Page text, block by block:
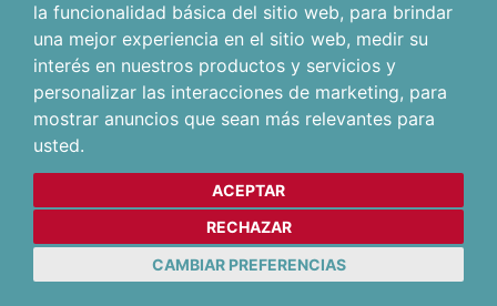
la funcionalidad básica del sitio web, para brindar
una mejor experiencia en el sitio web, medir su
interés en nuestros productos y servicios y
personalizar las interacciones de marketing, para
mostrar anuncios que sean más relevantes para
usted.
ACEPTAR
RECHAZAR
CAMBIAR PREFERENCIAS